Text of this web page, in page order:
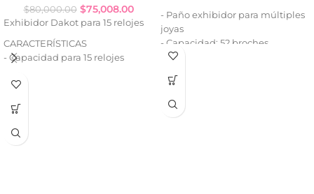
$80,000.00 $75,008.00
Exhibidor Dakot para 15 relojes
CARACTERÍSTICAS
- Capacidad para 15 relojes
- Paño exhibidor para múltiples
joyas
- Capacidad: 52 broches
- Ganchos y broches para
anillos
MEDIDAS